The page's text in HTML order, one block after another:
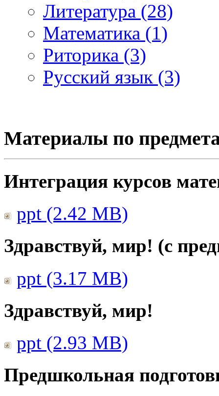
Литература (28)
Математика (1)
Риторика (3)
Русский язык (3)
Материалы по
Интеграция курсов
ppt (2.42 MB)
Здравствуй, мир! (с
ppt (3.17 MB)
Здравствуй, мир!
ppt (2.93 MB)
Предшкольная